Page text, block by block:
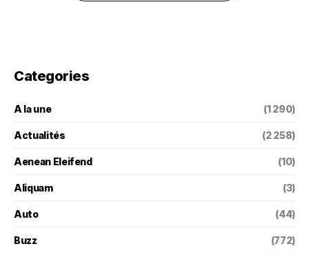
Categories
A la une (1 290)
Actualités (2 258)
Aenean Eleifend (10)
Aliquam (3)
Auto (44)
Buzz (772)